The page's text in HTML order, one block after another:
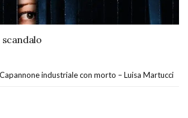
Capannone industriale con morto – Luisa Martucci